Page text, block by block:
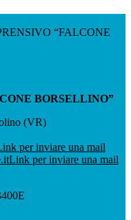
“FALCONE
BORSELLINO”
(VR)
per inviare una mail
Link per inviare una mail